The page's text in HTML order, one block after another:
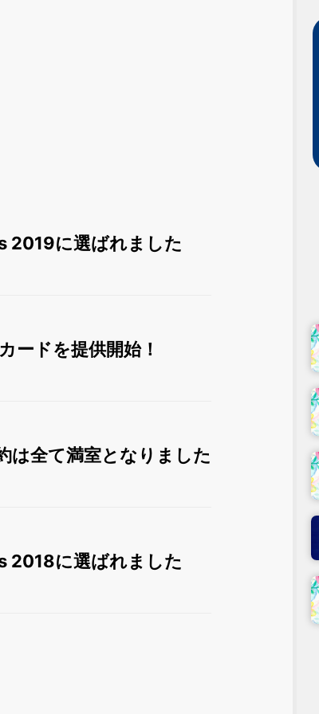
に選ばれました
ードを提供開始！
は全て満室となりました
に選ばれました